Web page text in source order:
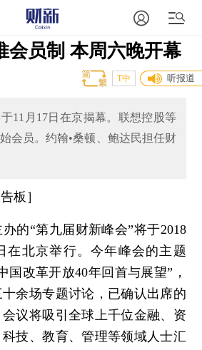
会员制 本周六晚开幕
听报道
T中
11月17日在京揭幕。联想控股等
会员。约翰•桑顿、鲍达民担任财
板］
“第九届财新峰会”将于2018
在北京举行。今年峰会的主题
国改革开放40年回首与展望”，
余场专题讨论，已确认出席的
议将吸引全球上千位金融、资
技、教育、管理等领域人士汇